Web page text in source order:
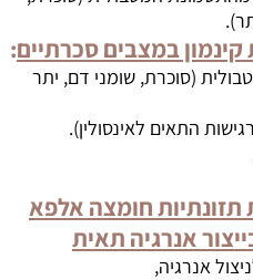
במצבים סכרתיים:
(סוכרת, שומני דם, יתר
התאים לאינסולין).
חומצה אלפא
אנרגיה תאית
אנרגיה,